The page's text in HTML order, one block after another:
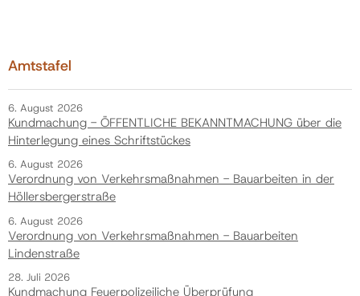
Amtstafel
6. August 2026
Kundmachung - ÖFFENTLICHE BEKANNTMACHUNG über die
Hinterlegung eines Schriftstückes
6. August 2026
Verordnung von Verkehrsmaßnahmen - Bauarbeiten in der
Höllersbergerstraße
6. August 2026
Verordnung von Verkehrsmaßnahmen - Bauarbeiten
Lindenstraße
28. Juli 2026
Kundmachung Feuerpolizeiliche Überprüfung